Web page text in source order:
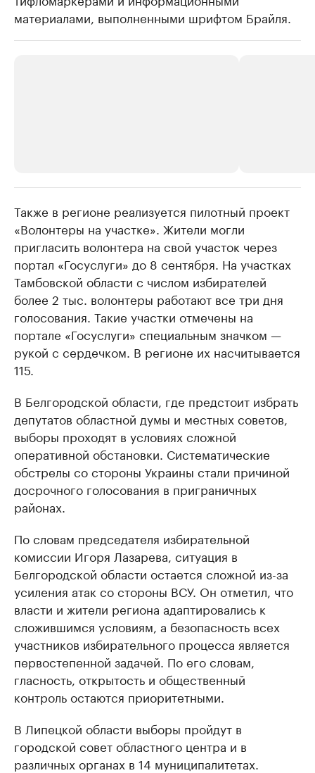
материалами, выполненными шрифтом Брайля.
Делитесь новостями бизнеса на РБК
Управляйте страницей компании и развивайте личные
бренды спикеров бизнеса
Посмотрите
Также в регионе реализуется пилотный проект
«Волонтеры на участке». Жители могли
пригласить волонтера на свой участок через
портал «Госуслуги» до 8 сентября. На участках
Тамбовской области с числом избирателей
более 2 тыс. волонтеры работают все три дня
голосования. Такие участки отмечены на
портале «Госуслуги» специальным значком —
рукой с сердечком. В регионе их насчитывается
115.
В Белгородской области, где предстоит избрать
депутатов областной думы и местных советов,
выборы проходят в условиях сложной
оперативной обстановки. Систематические
обстрелы со стороны Украины стали причиной
досрочного голосования в приграничных
районах.
По словам председателя избирательной
комиссии Игоря Лазарева, ситуация в
Белгородской области остается сложной из-за
усиления атак со стороны ВСУ. Он отметил, что
власти и жители региона адаптировались к
сложившимся условиям, а безопасность всех
участников избирательного процесса является
первостепенной задачей. По его словам,
гласность, открытость и общественный
контроль остаются приоритетными.
В Липецкой области выборы пройдут в
городской совет областного центра и в
различных органах в 14 муниципалитетах.